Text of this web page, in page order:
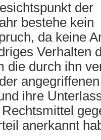
der
bestehe kein
da keine
Verhalten
die durch ihn
ihre
anerkannt